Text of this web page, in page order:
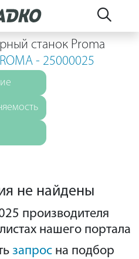
станок Proma
- 25000025
не найдены
производителя
нашего портала
запросна подбор